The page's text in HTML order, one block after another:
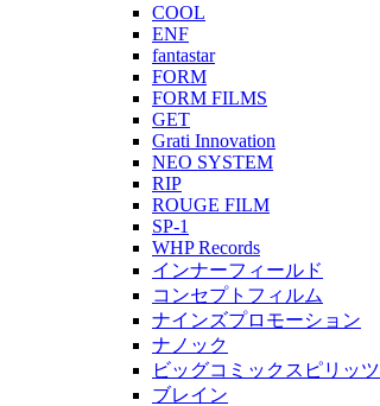
COOL
ENF
fantastar
FORM
FORM FILMS
GET
Grati Innovation
NEO SYSTEM
RIP
ROUGE FILM
SP-1
WHP Records
インナーフィールド
コンセプトフィルム
ナインズプロモーション
ナノック
ビッグコミックスピリッツ
ブレイン